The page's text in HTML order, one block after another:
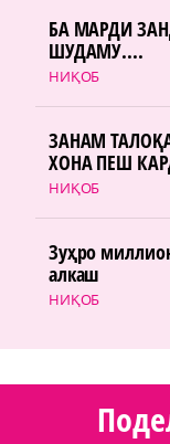
НИҚОБ
БА МАРДИ
ШУДАМУ....
НИҚОБ
ЗАНАМ
ХОНА ПЕШ
НИҚОБ
Зуҳро
алкаш